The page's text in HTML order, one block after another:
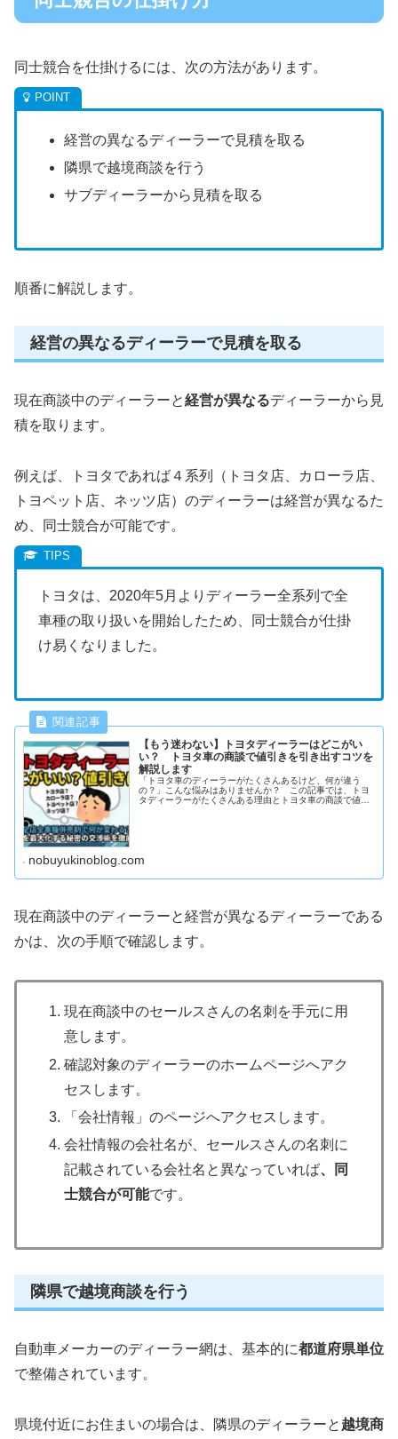
同士競合を仕掛けるには、次の方法があります。
経営の異なるディーラーで見積を取る
隣県で越境商談を行う
サブディーラーから見積を取る
順番に解説します。
経営の異なるディーラーで見積を取る
現在商談中のディーラーと経営が異なるディーラーから見
積を取ります。
例えば、トヨタであれば４系列（トヨタ店、カローラ店、
トヨペット店、ネッツ店）のディーラーは経営が異なるた
め、同士競合が可能です。
トヨタは、2020年5月よりディーラー全系列で全
車種の取り扱いを開始したため、同士競合が仕掛
け易くなりました。
【もう迷わない】トヨタディーラーはどこがい
い？ トヨタ車の商談で値引きを引き出すコツを
解説します
「トヨタ車のディーラーがたくさんあるけど、何が違う
の？」こんな悩みはありませんか？ この記事では、トヨ
タディーラーがたくさんある理由とトヨタ車の商談で値引
nobuyukinoblog.com
現在商談中のディーラーと経営が異なるディーラーである
かは、次の手順で確認します。
現在商談中のセールスさんの名刺を手元に用
意します。
確認対象のディーラーのホームページへアク
セスします。
「会社情報」のページへアクセスします。
会社情報の会社名が、セールスさんの名刺に
記載されている会社名と異なっていれば、同
士競合が可能です。
隣県で越境商談を行う
自動車メーカーのディーラー網は、基本的に都道府県単位
で整備されています。
県境付近にお住まいの場合は、隣県のディーラーと 越境商